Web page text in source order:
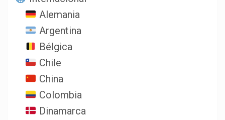
Alemania
Argentina
Bélgica
Chile
China
Colombia
Dinamarca